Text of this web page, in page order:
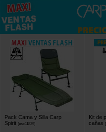
Pack Cama y Silla Carp
Spirit [esc11839]
Kit de
cañas [